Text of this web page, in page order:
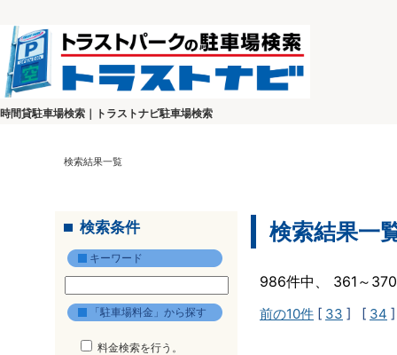
時間貸駐車場検索｜トラストナビ駐車場検索
検索結果一覧
検索条件
キーワード
「駐車場料金」から探す
料金検索を行う。
検索結果一
986件中、 361～
前の10件 [ 33 ] [ 34